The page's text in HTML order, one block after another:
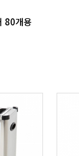
80개용